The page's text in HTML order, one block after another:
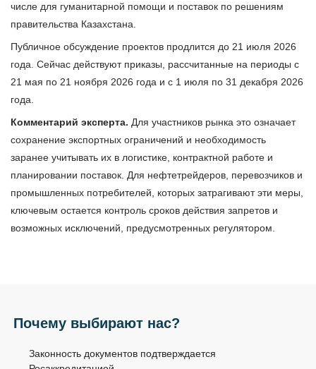
числе для гуманитарной помощи и поставок по решениям
правительства Казахстана.
Публичное обсуждение проектов продлится до 21 июля 2026
года. Сейчас действуют приказы, рассчитанные на периоды с
21 мая по 21 ноября 2026 года и с 1 июля по 31 декабря 2026
года.
Комментарий эксперта. Для участников рынка это означает
сохранение экспортных ограничений и необходимость
заранее учитывать их в логистике, контрактной работе и
планировании поставок. Для нефтетрейдеров, перевозчиков и
промышленных потребителей, которых затрагивают эти меры,
ключевым остается контроль сроков действия запретов и
возможных исключений, предусмотренных регулятором.
Почему выбирают нас?
Законность документов подтверждается